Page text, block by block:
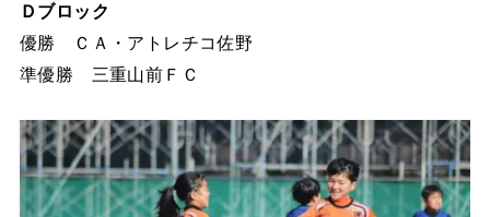
Ｄブロック
優勝 ＣＡ・アトレチコ佐野
準優勝 三重山前ＦＣ